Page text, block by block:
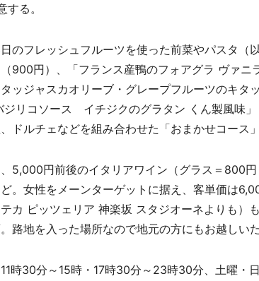
る。
のフレッシュフルーツを使った前菜やパスタ（
900円）、「フランス産鴨のフォアグラ ヴァニ
ッジャスカオリーブ・グレープフルーツのキタ
ジリコソース イチジクのグラタン くん製風味
ドルチェなどを組み合わせた「おまかせコース
5,000円前後のイタリアワイン（グラス＝800
。女性をメーンターゲットに据え、客単価は
カ ピッツェリア 神楽坂 スタジオーネよりも）
路地を入った場所なので地元の方にもお越しい
時30分～15時・17時30分～23時30分、土曜・